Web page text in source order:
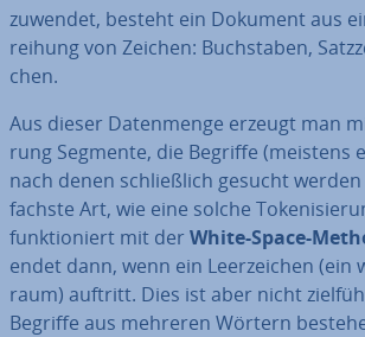
zuwendet, besteht ein Dokument aus
rei­hung von Zeichen: Buch­sta­ben,
chen.
Aus dieser Da­ten­men­ge erzeugt man
rung Segmente, die Begriffe (meistens
nach denen schließ­lich gesucht
fachs­te Art, wie eine solche
funk­tio­niert mit der White-Space-
endet dann, wenn ein Leer­zei­chen (ein
raum) auftritt. Dies ist aber nicht
Begriffe aus mehreren Wörtern